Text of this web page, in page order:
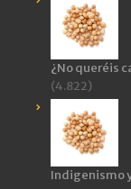
¿No queréis
(4.822)
Indigenismo